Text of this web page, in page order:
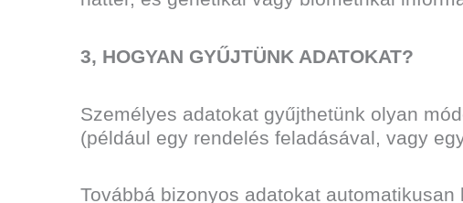
3, HOGYAN GYŰJTÜNK ADATOKAT?
Személyes adatokat gyűjthetünk olyan
(például egy rendelés feladásával, vagy
Továbbá bizonyos adatokat